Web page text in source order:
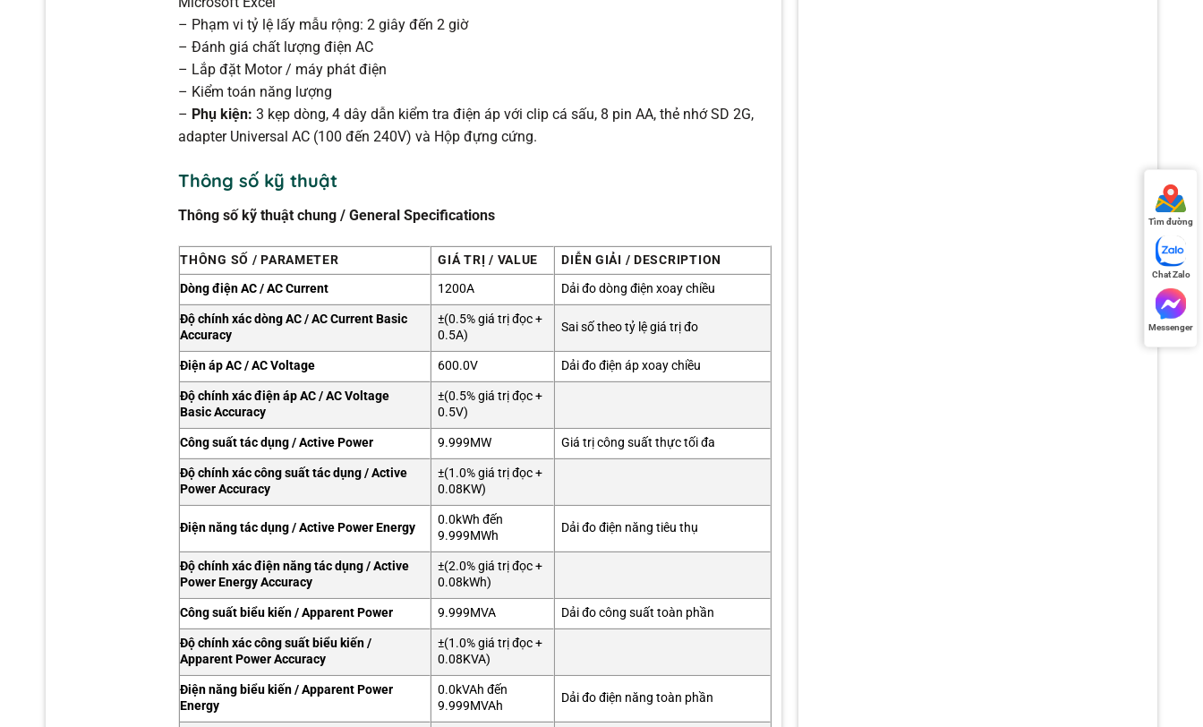
– Phạm vi tỷ lệ lấy mẫu rộng: 2 giây đến 2 giờ
– Đánh giá chất lượng điện AC
– Lắp đặt Motor / máy phát điện
– Kiểm toán năng lượng
– Phụ kiện: 3 kẹp dòng, 4 dây dẫn kiểm tra điện áp với clip cá sấu, 8 pin AA, thẻ nhớ SD 2G,
adapter Universal AC (100 đến 240V) và Hộp đựng cứng.
Thông số kỹ thuật
Thông số kỹ thuật chung / General Specifications
THÔNG SỐ / PARAMETER GIÁ TRỊ / VALUE
DIỄN GIẢI / DESCRIPTION
Dòng điện AC / AC Current
1200A
Dải đo dòng điện xoay chiều
Độ chính xác dòng AC / AC Current Basic
Accuracy
±(0.5% giá trị đọc +
0.5A)
Sai số theo tỷ lệ giá trị đo
Điện áp AC / AC Voltage 600.0V
Dải đo điện áp xoay chiều
Độ chính xác điện áp AC / AC Voltage
Basic Accuracy
±(0.5% giá trị đọc +
0.5V)
Công suất tác dụng / Active Power
9.999MW
Giá trị công suất thực tối đa
Độ chính xác công suất tác dụng / Active
Power Accuracy
±(1.0% giá trị đọc +
0.08KW)
Điện năng tác dụng / Active Power Energy
0.0kWh đến
9.999MWh
Dải đo điện năng tiêu thụ
Độ chính xác điện năng tác dụng / Active
Power Energy Accuracy
±(2.0% giá trị đọc +
0.08kWh)
Công suất biểu kiến / Apparent Power
9.999MVA
Dải đo công suất toàn phần
Độ chính xác công suất biểu kiến /
Apparent Power Accuracy
±(1.0% giá trị đọc +
0.08KVA)
Điện năng biểu kiến / Apparent Power
Energy
0.0kVAh đến
9.999MVAh
Dải đo điện năng toàn phần
Tìm đường
Chat Zalo
Messenger